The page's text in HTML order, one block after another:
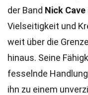
der Band Nick
Vielseitigkeit und
weit über die
hinaus. Seine
fesselnde
ihn zu einem